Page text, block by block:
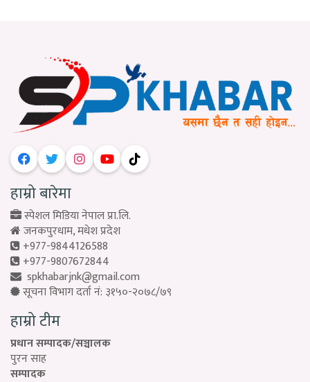
हाम्रो बारेमा
स्पेशल मिडिया नेपाल प्रा.लि.
जनकपुरधाम, मधेश प्रदेश
+977-9844126588
+977-9807672844
spkhabarjnk@gmail.com
सूचना विभाग दर्ता नं: ३१५०-२०७८/७९
हाम्रो टीम
प्रधान सम्पादक/सञ्चालक
पुरन साह
सम्पादक